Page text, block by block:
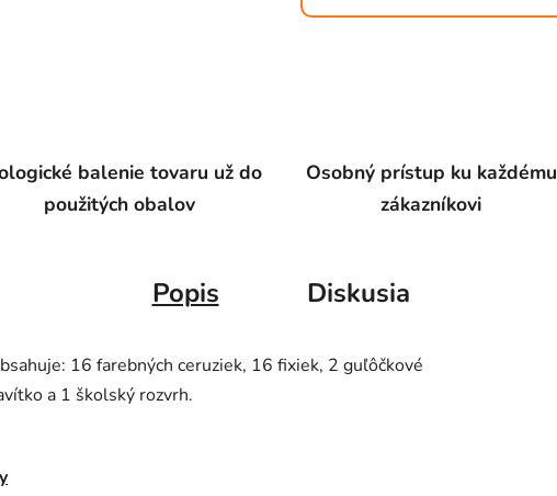
balenie tovaru už do
použitých obalov
Osobný prístup ku každému
zákazníkovi
Popis Diskusia
16 farebných ceruziek, 16 fixiek, 2 guľôčkové
a 1 školský rozvrh.